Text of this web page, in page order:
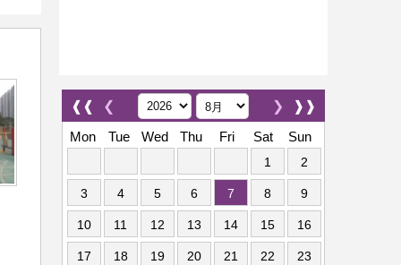
❰❰ ❮ ❱❱
❯
Mon
Tue Wed Thu Fri Sat Sun
1 2
3 4 5 6 7 8 9
10 11 12 13 14 15 16
17 18 19 20 21 22 23